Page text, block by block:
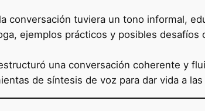
conversación tuviera un tono informal,
ejemplos prácticos y posibles desafíos
una conversación coherente y
de síntesis de voz para dar vida a